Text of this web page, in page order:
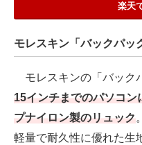
楽天
モレスキン「バックパッ
モレスキンの「バック
15インチまでのパソコン
プナイロン製のリュック
軽量で耐久性に優れた生